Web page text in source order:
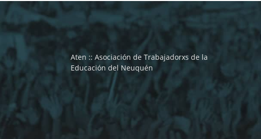
Aten :: Asociación de Trabajadorxs de la
Educación del Neuquén